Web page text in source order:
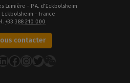
Lumière - P.A. d’Eckbolsheim
Eckbolsheim - France
+33 388 210 000
contacter
LinkedIn
Facebook
Instagram
Twitter